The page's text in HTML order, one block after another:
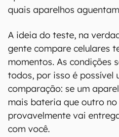
quais aparelhos
A ideia do teste, na
gente compare celulares
momentos. As condições
todos, por isso é possível
comparação: se um
mais bateria que outro
provavelmente vai
com você.